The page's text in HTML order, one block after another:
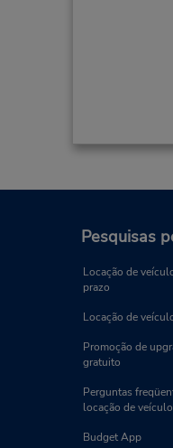
Pesquisas
Locação de
prazo
Locação de
Promoção de
gratuito
Perguntas
locação de
Budget App